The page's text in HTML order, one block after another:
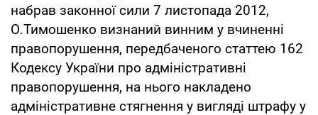
набрав законної сили 7 листопада 2012,
О.Тимошенко визнаний винним у вчиненні
правопорушення, передбаченого статтею 162
Кодексу України про адміністративні
правопорушення, на нього накладено
адміністративне стягнення у вигляді штрафу у